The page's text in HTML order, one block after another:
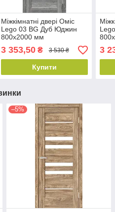
Міжкімнатні двері Оміс
Lego 03 ВG Дуб Юджин
800х2000 мм
3 353,50₴ 3 530 ₴
Купити
3
–5%